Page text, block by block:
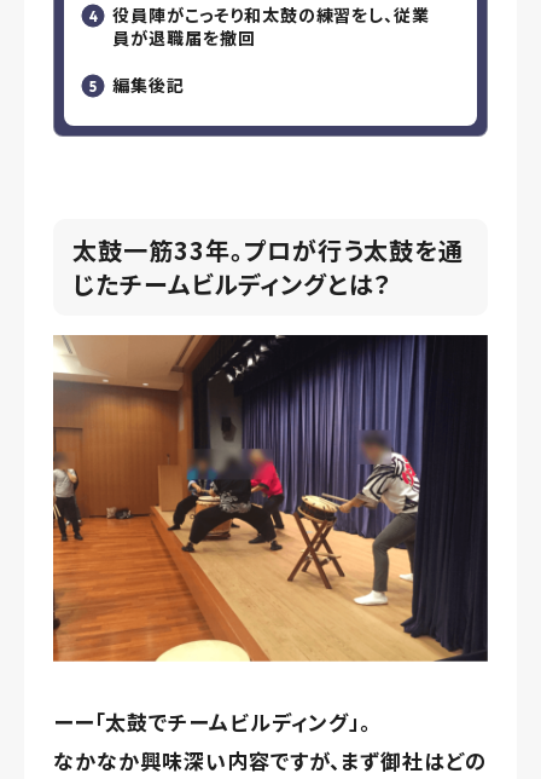
役員陣がこっそり和太鼓の練習をし、従業
員が退職届を撤回
編集後記
太鼓一筋33年。プロが行う太鼓を通
じたチームビルディングとは？
ーー「太鼓でチームビルディング」。
なかなか興味深い内容ですが、まず御社はどの